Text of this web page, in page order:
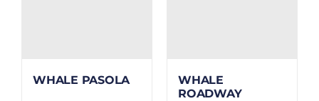
WHALE PASOLA
WHALE
ROADWAY